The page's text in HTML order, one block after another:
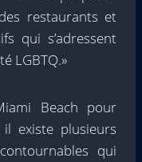
restaurants et
qui s’adressent
LGBTQ.»
Beach pour
existe plusieurs
qui